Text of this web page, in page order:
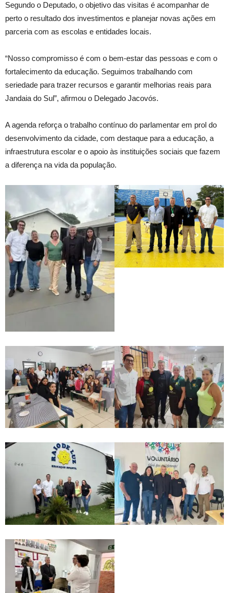
Segundo o Deputado, o objetivo das visitas é acompanhar de
perto o resultado dos investimentos e planejar novas ações em
parceria com as escolas e entidades locais.
“Nosso compromisso é com o bem-estar das pessoas e com o
fortalecimento da educação. Seguimos trabalhando com
seriedade para trazer recursos e garantir melhorias reais para
Jandaia do Sul”, afirmou o Delegado Jacovós.
A agenda reforça o trabalho contínuo do parlamentar em prol do
desenvolvimento da cidade, com destaque para a educação, a
infraestrutura escolar e o apoio às instituições sociais que fazem
a diferença na vida da população.